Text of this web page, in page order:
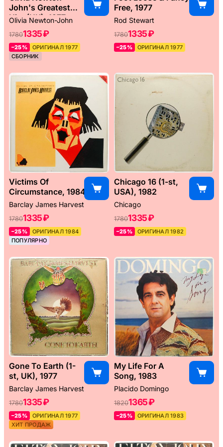
John's Greatest
Hits (UK), 1977
Olivia Newton-John
17801335 ₽
–25%
ОРИГИНАЛ 1977
СБОРНИК
Free, 1977
Rod Stewart
17801335 ₽
–25% ОРИГИНАЛ 1977
Victims Of
Circumstance, 1984
Barclay James Harvest
17801335 ₽
–25%
ОРИГИНАЛ 1984
ПОПУЛЯРНО
Chicago 16 (1-st,
USA), 1982
Chicago
17801335 ₽
–25% ОРИГИНАЛ 1982
Gone To Earth (1-
st, UK), 1977
Barclay James Harvest
17801335 ₽
–25%
ОРИГИНАЛ 1977
ХИТ ПРОДАЖ
My Life For A
Song, 1983
Placido Domingo
18201365 ₽
–25% ОРИГИНАЛ 1983